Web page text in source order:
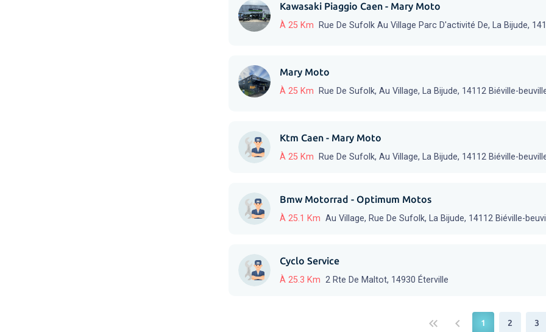
Kawasaki Piaggio Caen - Mary Moto
À 25 Km Rue De Sufolk Au Village Parc D'activité De, La Bijude,
Mary Moto
À 25 Km Rue De Sufolk, Au Village, La Bijude, 14112 Biéville-
Ktm Caen - Mary Moto
À 25 Km Rue De Sufolk, Au Village, La Bijude, 14112 Biéville-
Bmw Motorrad - Optimum Motos
À 25.1 Km Au Village, Rue De Sufolk, La Bijude, 14112 Biéville-
Cyclo Service
À 25.3 Km 2 Rte De Maltot, 14930 Éterville
keyboard_double_arrow_left keyboard_arrow_left 1 2 3